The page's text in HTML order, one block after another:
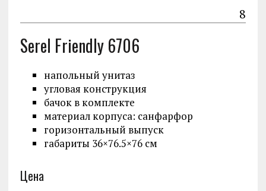
8
Serel Friendly 6706
напольный унитаз
угловая конструкция
бачок в комплекте
материал корпуса: санфарфор
горизонтальный выпуск
габариты 36×76.5×76 см
Цена